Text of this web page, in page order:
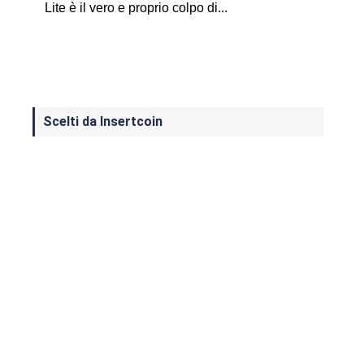
Lite è il vero e proprio colpo di...
Scelti da Insertcoin